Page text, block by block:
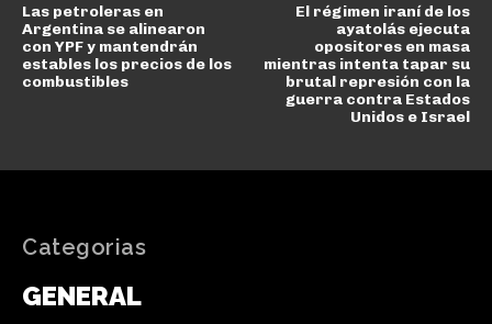
Las petroleras en
Argentina se alinearon
con YPF y mantendrán
estables los precios de los
combustibles
El régimen iraní de los
ayatolás ejecuta
opositores en masa
mientras intenta tapar su
brutal represión con la
guerra contra Estados
Unidos e Israel
Categorias
GENERAL